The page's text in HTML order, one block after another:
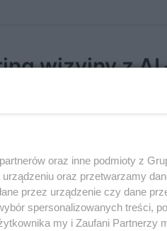
wizyjny z AI
oraz inne podmioty z
oraz przetwarzamy
przez urządzenie czy dane
spersonalizowanych treści,
my i Zaufani Partnerzy